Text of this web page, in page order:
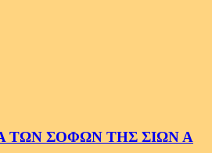
ΤΩΝ ΣΟΦΩΝ ΤΗΣ ΣΙΩΝ Α